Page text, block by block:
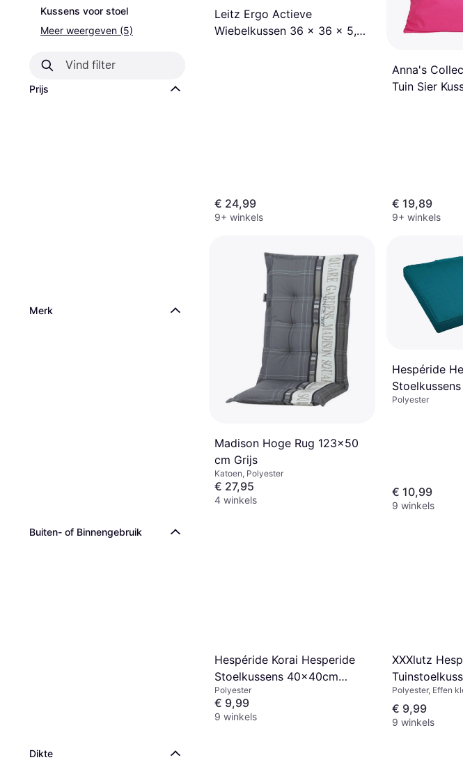
Kussens voor stoel
Meer weergeven (5)
Prijs
Merk
Buiten- of Binnengebruik
Dikte
Leitz Ergo Actieve
Wiebelkussen 36 x 36 x 5,5
€ 24,99
9+ winkels
Anna's
Tuin Sier
€ 19,89
9+ winkels
Madison Hoge Rug 123x50
cm Grijs
Katoen, Polyester
€ 27,95
4 winkels
Hespéride
Groen 40 x 4
Polyester
€ 10,99
9 winkels
Hespéride Korai Hesperide
Stoelkussens 40x40cm
Pauwblauw 4 Stuks
Polyester
€ 9,99
9 winkels
XXXlutz
Bestendig 40
Polyester, Effen
€ 9,99
9 winkels